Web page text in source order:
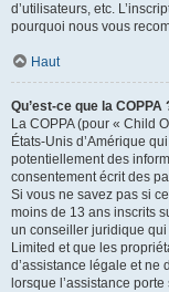
d’utilisateurs, etc.
pourquoi nous vous
Haut
Qu’est-ce que la COPPA
La COPPA (pour « Child
États-Unis d’Amérique
potentiellement des
consentement écrit des
Si vous ne savez pas si
moins de 13 ans inscrits
un conseiller juridique
Limited et que les
d’assistance légale et ne
lorsque l’assistance